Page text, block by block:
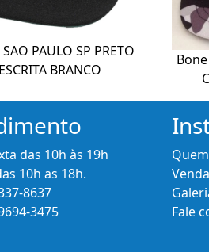
PAULO SP PRETO
ESCRITA BRANCO
das 10h às 19h
10h as 18h.
8637
3475
Fale